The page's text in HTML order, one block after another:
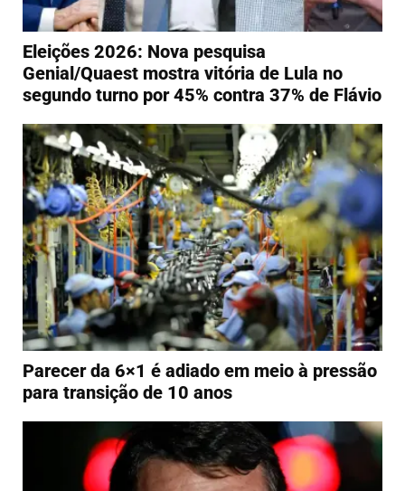
Eleições 2026: Nova pesquisa
Genial/Quaest mostra vitória de Lula no
segundo turno por 45% contra 37% de Flávio
Parecer da 6×1 é adiado em meio à pressão
para transição de 10 anos